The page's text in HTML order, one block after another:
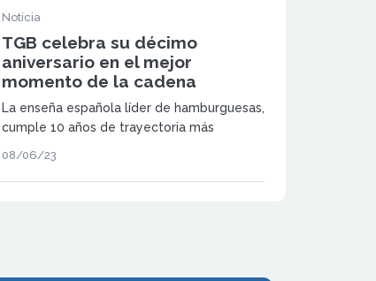
Noticia
TGB celebra su décimo
aniversario en el mejor
momento de la cadena
La enseña española líder de hamburguesas,
cumple 10 años de trayectoria más
novedades y un ambicioso plan de
expansión nacional e internacional.
08/06/23